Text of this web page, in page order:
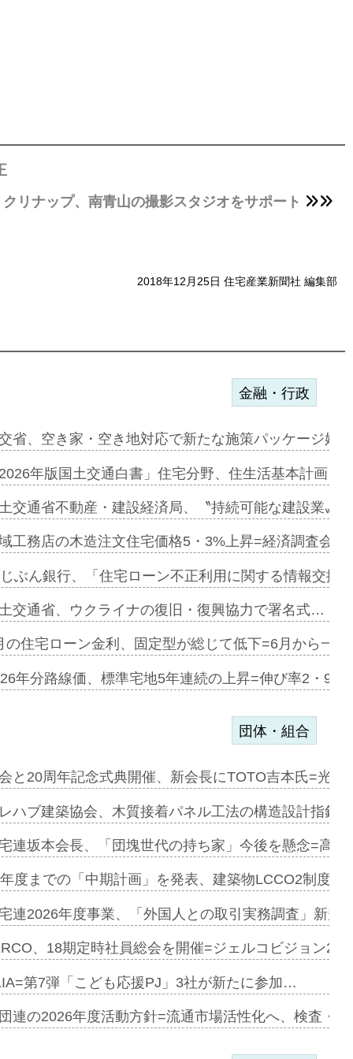
クリナップ、南青山の撮影スタジオをサポート
2018年12月25日 住宅産業新聞社 編集部
ミーレキ…
も城南エ…
合型の賃…
ンカフェ…
業=お互…
コリビング…
る2階建…
第1弾が開…
金融・行政
省、空き家・空き地対応で新たな施策パッケージ始
年版国土交通白書」住宅分野、住生活基本計画を
交通省不動産・建設経済局、〝持続可能な建設業〟
工務店の木造注文住宅価格5・3%上昇=経済調査会
ぶん銀行、「住宅ローン不正利用に関する情報交換
交通省、ウクライナの復旧・復興協力で署名式…
の住宅ローン金利、固定型が総じて低下=6月から一
年分路線価、標準宅地5年連続の上昇=伸び率2・
加=リンナ…
見込む=…
開始=三協…
分譲M専用…
団体・組合
と20周年記念式典開催、新会長にTOTO吉本氏=光
ハブ建築協会、木質接着パネル工法の構造設計指針
連坂本会長、「団塊世代の持ち家」今後を懸念=高
度までの「中期計画」を発表、建築物LCCO2制度
連2026年度事業、「外国人との取引実務調査」新規
、18期定時社員総会を開催=ジェルコビジョン
第7弾「こども応援PJ」3社が新たに参加…
連の2026年度活動方針=流通市場活性化へ、検査・